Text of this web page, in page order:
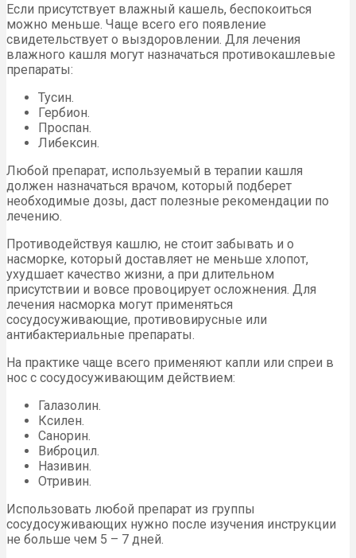
Если присутствует влажный кашель, беспокоиться
можно меньше. Чаще всего его появление
свидетельствует о выздоровлении. Для лечения
влажного кашля могут назначаться противокашлевые
препараты:
Тусин.
Гербион.
Проспан.
Либексин.
Любой препарат, используемый в терапии кашля
должен назначаться врачом, который подберет
необходимые дозы, даст полезные рекомендации по
лечению.
Противодействуя кашлю, не стоит забывать и о
насморке, который доставляет не меньше хлопот,
ухудшает качество жизни, а при длительном
присутствии и вовсе провоцирует осложнения. Для
лечения насморка могут применяться
сосудосуживающие, противовирусные или
антибактериальные препараты.
На практике чаще всего применяют капли или спреи в
нос с сосудосуживающим действием:
Галазолин.
Ксилен.
Санорин.
Виброцил.
Називин.
Отривин.
Использовать любой препарат из группы
сосудосуживающих нужно после изучения инструкции
не больше чем 5 – 7 дней.